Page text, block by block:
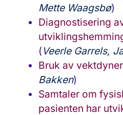
Mette Waagsbø)
Diagnostisering
( Veerle Garrels,
Bruk av vektdyner
Bakken)
Samtaler om
pasienten har